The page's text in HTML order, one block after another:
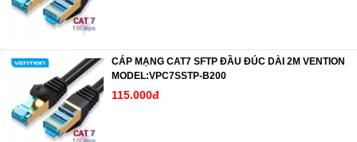
CÁP MẠNG CAT7 SFTP ĐẦU ĐÚC DÀI 2M VENTION
MODEL:VPC7SSTP-B200
115.000đ